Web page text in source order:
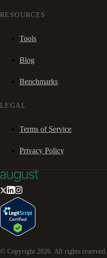
RESOURCES
Tools
Blog
Benchmarks
LEGAL
Terms of Service
Privacy Policy
© Copyright 2026. All rights reserved.